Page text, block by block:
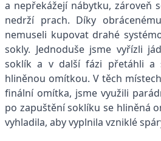
a nepřekážejí nábytku, zároveň
nedrží prach. Díky
nemuseli kupovat drahé
sokly. Jednoduše jsme vyřízli
soklík a v další fázi přetáhli a
hliněnou omítkou. V těch
finální omítka, jsme využili
po zapuštění soklíku se hliněná
vyhladila, aby vyplnila vzniklé